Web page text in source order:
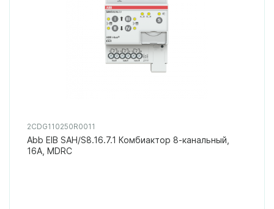
2CDG110250R0011
Abb EIB SAH/S8.16.7.1 Комбиактор 8-канальный,
16А, MDRC